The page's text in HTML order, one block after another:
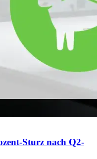
Sturz nach Q2-